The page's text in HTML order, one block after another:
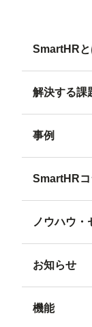
SmartHRと
解決する課
事例
SmartHRコ
ノウハウ・
お知らせ
機能